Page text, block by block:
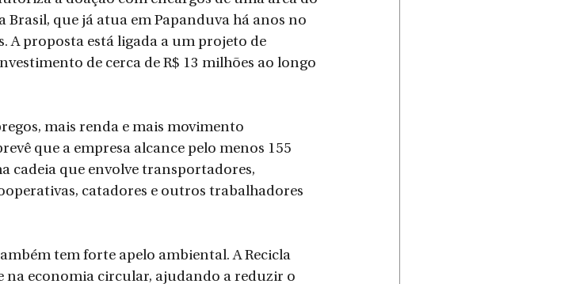
que já atua em Papanduva há anos no
A proposta está ligada a um projeto de
de cerca de R$ 13 milhões ao longo
mais renda e mais movimento
que a empresa alcance pelo menos 155
cadeia que envolve transportadores,
catadores e outros trabalhadores
tem forte apelo ambiental. A Recicla
na economia circular, ajudando a reduzir o